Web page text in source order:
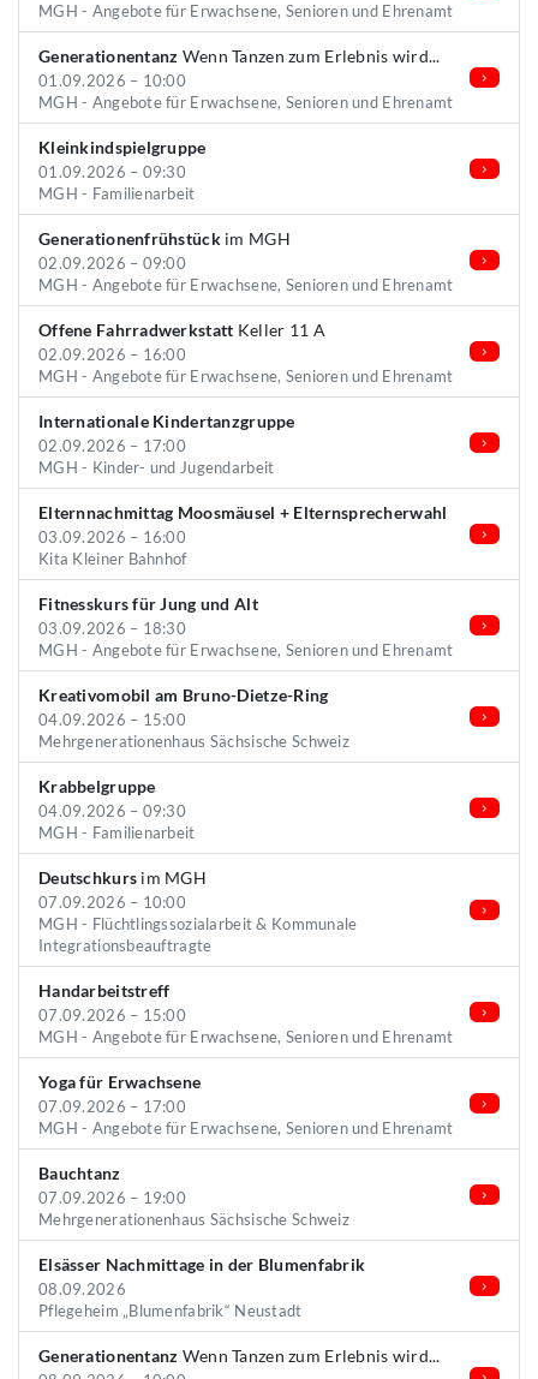
MGH - Angebote für Erwachsene, Senioren und Ehrenamt
Generationentanz Wenn Tanzen zum Erlebnis wird...
01.09.2026 – 10:00
MGH - Angebote für Erwachsene, Senioren und Ehrenamt
Kleinkindspielgruppe
01.09.2026 – 09:30
MGH - Familienarbeit
Generationenfrühstückim MGH
02.09.2026 – 09:00
MGH - Angebote für Erwachsene, Senioren und Ehrenamt
Offene Fahrradwerkstatt Keller 11 A
02.09.2026 – 16:00
MGH - Angebote für Erwachsene, Senioren und Ehrenamt
Internationale Kindertanzgruppe
02.09.2026 – 17:00
MGH - Kinder- und Jugendarbeit
Elternnachmittag Moosmäusel + Elternsprecherwahl
03.09.2026 – 16:00
Kita Kleiner Bahnhof
Fitnesskurs für Jung und Alt
03.09.2026 – 18:30
MGH - Angebote für Erwachsene, Senioren und Ehrenamt
Kreativomobil am Bruno-Dietze-Ring
04.09.2026 – 15:00
Mehrgenerationenhaus Sächsische Schweiz
Krabbelgruppe
04.09.2026 – 09:30
MGH - Familienarbeit
Deutschkurs im MGH
07.09.2026 – 10:00
MGH - Flüchtlingssozialarbeit & Kommunale
Integrationsbeauftragte
Handarbeitstreff
07.09.2026 – 15:00
MGH - Angebote für Erwachsene, Senioren und Ehrenamt
Yoga für Erwachsene
07.09.2026 – 17:00
MGH - Angebote für Erwachsene, Senioren und Ehrenamt
Bauchtanz
07.09.2026 – 19:00
Mehrgenerationenhaus Sächsische Schweiz
Elsässer Nachmittage in der Blumenfabrik
08.09.2026
Pflegeheim „Blumenfabrik“ Neustadt
Generationentanz Wenn Tanzen zum Erlebnis wird...